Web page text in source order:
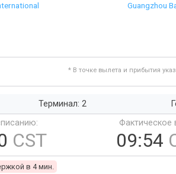
Guangzhou
* В точке вылета и прибытия
Терминал: 2
CST
Фактическое
09:54
в 4 мин.